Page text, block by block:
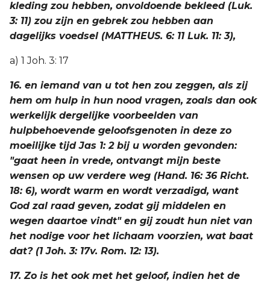
kleding zou hebben, onvoldoende bekleed (Luk.
3: 11) zou zijn en gebrek zou hebben aan
dagelijks voedsel (MATTHEUS. 6: 11 Luk. 11: 3),
a) 1 Joh. 3: 17
16. en iemand van u tot hen zou zeggen, als zij
hem om hulp in hun nood vragen, zoals dan ook
werkelijk dergelijke voorbeelden van
hulpbehoevende geloofsgenoten in deze zo
moeilijke tijd Jas 1: 2 bij u worden gevonden:
"gaat heen in vrede, ontvangt mijn beste
wensen op uw verdere weg (Hand. 16: 36 Richt.
18: 6), wordt warm en wordt verzadigd, want
God zal raad geven, zodat gij middelen en
wegen daartoe vindt" en gij zoudt hun niet van
het nodige voor het lichaam voorzien, wat baat
dat? (1 Joh. 3: 17v. Rom. 12: 13).
17. Zo is het ook met het geloof, indien het de